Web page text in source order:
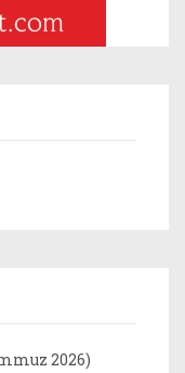
2026)